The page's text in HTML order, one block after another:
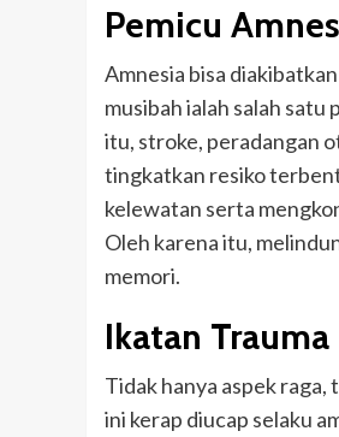
Pemicu
Amnesia bisa
musibah ialah salah
itu, stroke, peradangan
tingkatkan resiko
kelewatan serta
Oleh karena itu,
memori.
Ikatan
Tidak hanya aspek raga,
ini kerap diucap selaku